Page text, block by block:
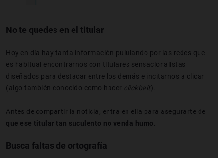
No te quedes en el titular
Hoy en día hay tanta información pululando por las redes que
es habitual encontrarnos con titulares sensacionalistas
diseñados para destacar entre los demás e incitarnos a clicar
(algo también conocido como hacer clickbait).
Antes de compartir la noticia, entra en ella para asegurarte de
que ese titular tan suculento no venda humo.
Busca faltas de ortografía